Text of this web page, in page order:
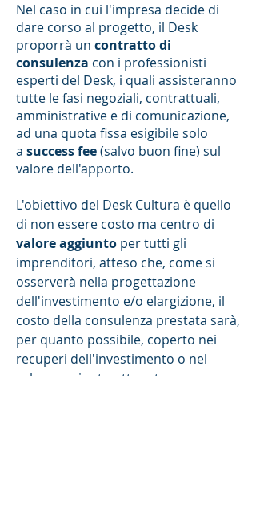
Nel caso in cui l'impresa decide di
dare corso al progetto, il Desk
proporrà un contratto di
consulenza con i professionisti
esperti del Desk, i quali assisteranno
tutte le fasi negoziali, contrattuali,
amministrative e di comunicazione,
ad una quota fissa esigibile solo
a successfee(salvo buon fine) sul
valore dell'apporto.
L'obiettivo del Desk Cultura è quello
di non essere costo ma centro di
valore aggiunto per tutti gli
imprenditori, atteso che, come si
osserverà nella progettazione
dell'investimento e/o elargizione, il
costo della consulenza prestata sarà,
per quanto possibile, coperto nei
recuperi dell'investimento o nel
valore aggiunto ottenuto.